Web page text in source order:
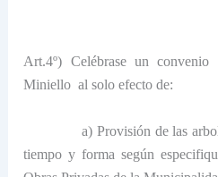
Art.4º) Celébrase un
Miniello al solo efecto de:
a) Provisión de las
tiempo y forma según